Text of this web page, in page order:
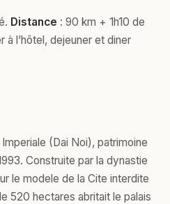
Distance : 90 km + 1h10 de
à l’hôtel, dejeuner et diner
(Dai Noi), patrimoine
Construite par la dynastie
le modele de la Cite interdite
520 hectares abritait le palais